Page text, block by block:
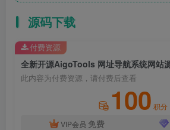
源码下载
此内容为付费资源，请付费后查看
100 积分
VIP会员 免费
付费资源